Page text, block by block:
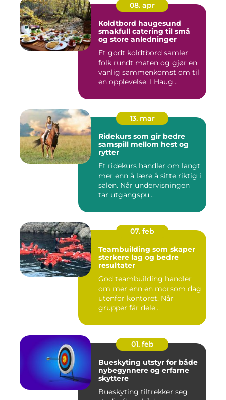
08. apr
Koldtbord haugesund
smakfull catering til små
og store anledninger
Et godt koldtbord samler
folk rundt maten og gjør en
vanlig sammenkomst om til
en opplevelse. I Haug...
13. mar
Ridekurs som gir bedre
samspill mellom hest og
rytter
Et ridekurs handler om langt
mer enn å lære å sitte riktig i
salen. Når undervisningen
tar utgangspu...
07. feb
Teambuilding som skaper
sterkere lag og bedre
resultater
God teambuilding handler
om mer enn en morsom dag
utenfor kontoret. Når
grupper får dele
01. feb
Bueskyting utstyr for både
nybegynnere og erfarne
skyttere
Bueskyting tiltrekker seg